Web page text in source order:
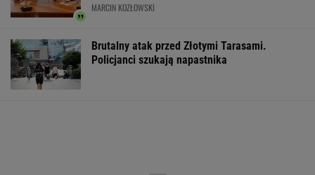
MARCIN KOZŁOWSKI
Brutalny atak przed Złotymi Tarasami.
Policjanci szukają napastnika